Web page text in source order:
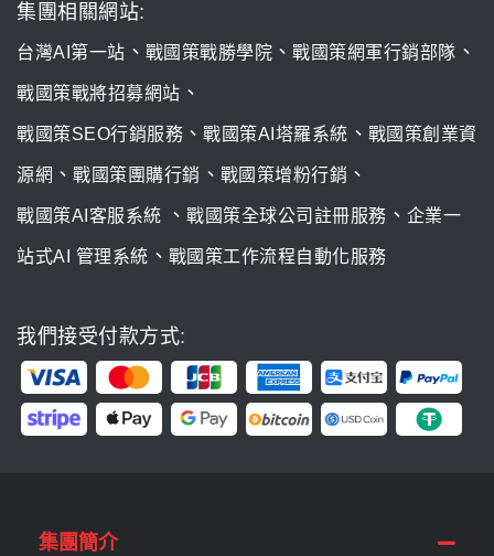
集團相關網站:
台灣AI第一站 、 戰國策戰勝學院 、 戰國策網軍行銷部隊 、
戰國策戰將招募網站 、
戰國策SEO行銷服務 、 戰國策AI塔羅系統 、 戰國策創業資
源網 、 戰國策團購行銷 、 戰國策增粉行銷 、
戰國策AI客服系統 、 戰國策全球公司註冊服務 、 企業一
站式AI 管理系統 、 戰國策工作流程自動化服務
我們接受付款方式:
集團簡介